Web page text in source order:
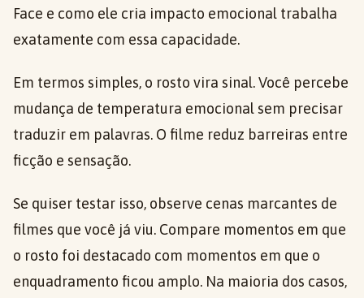
Face e como ele cria impacto emocional trabalha
exatamente com essa capacidade.
Em termos simples, o rosto vira sinal. Você percebe
mudança de temperatura emocional sem precisar
traduzir em palavras. O filme reduz barreiras entre
ficção e sensação.
Se quiser testar isso, observe cenas marcantes de
filmes que você já viu. Compare momentos em que
o rosto foi destacado com momentos em que o
enquadramento ficou amplo. Na maioria dos casos,